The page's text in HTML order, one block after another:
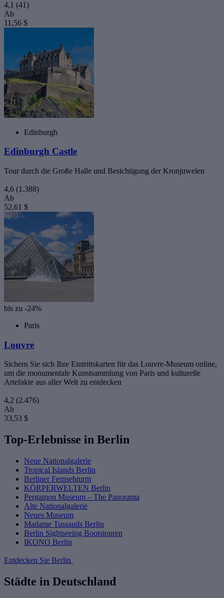
4,1 (41)
Ab
11,56 $
Edinburgh
Edinburgh Castle
Tour durch die Große Halle und Besichtigung der Kronjuwelen
4,6 (1.388)
Ab
52,61 $
bis zu -24%
Paris
Louvre
Sichern Sie sich Ihre Eintrittskarten für das Louvre-Museum online,
um die monumentale Kunstsammlung von Paris und kulturelle
Artefakte aus aller Welt zu entdecken
4,2 (2.476)
Ab
33,53 $
Top-Erlebnisse in Berlin
Neue Nationalgalerie
Tropical Islands Berlin
Berliner Fernsehturm
KÖRPERWELTEN Berlin
Pergamon Museum – The Panorama
Alte Nationalgalerie
Neues Museum
Madame Tussauds Berlin
Berlin Sightseeing Bootstouren
IKONO Berlin
Entdecken Sie Berlin
Städte in Deutschland